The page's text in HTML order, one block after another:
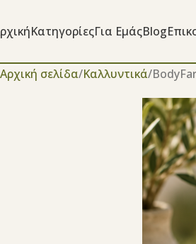
ΚατηγορίεςΓια ΕμάςBlog
Αρχική σελίδα Καλλυντικά